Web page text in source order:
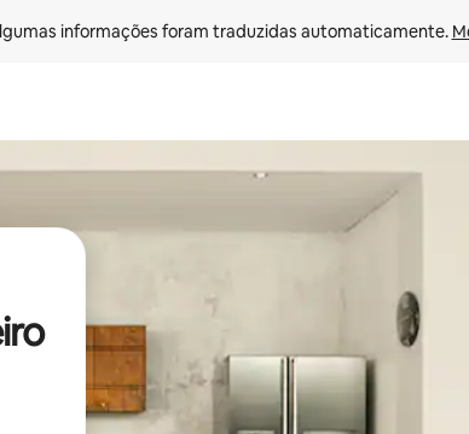
informações foram traduzidas automaticamente.